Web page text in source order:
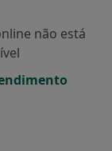
não está